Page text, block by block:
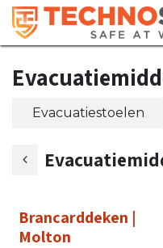
Overslaan naar inhoud
Evacuatiestoelen
Brancarddeken |
Molton